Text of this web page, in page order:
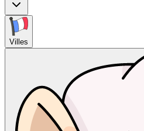
Villes